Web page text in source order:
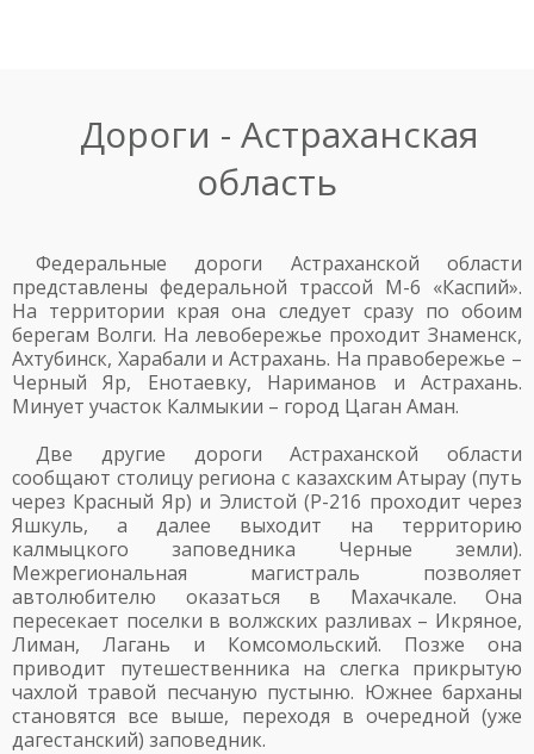
Дороги - Астраханская
область
Федеральные дороги Астраханской области
представлены федеральной трассой М-6 «Каспий».
На территории края она следует сразу по обоим
берегам Волги. На левобережье проходит Знаменск,
Ахтубинск, Харабали и Астрахань. На правобережье –
Черный Яр, Енотаевку, Нариманов и Астрахань.
Минует участок Калмыкии – город Цаган Аман.
Две другие дороги Астраханской области
сообщают столицу региона с казахским Атырау (путь
через Красный Яр) и Элистой (Р-216 проходит через
Яшкуль, а далее выходит на территорию
калмыцкого заповедника Черные земли).
Межрегиональная магистраль позволяет
автолюбителю оказаться в Махачкале. Она
пересекает поселки в волжских разливах – Икряное,
Лиман, Лагань и Комсомольский. Позже она
приводит путешественника на слегка прикрытую
чахлой травой песчаную пустыню. Южнее барханы
становятся все выше, переходя в очередной (уже
дагестанский) заповедник.